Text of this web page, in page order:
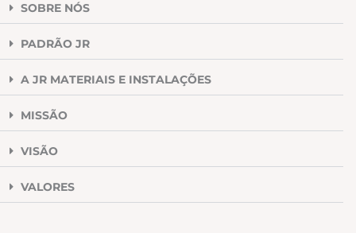
SOBRE NÓS
PADRÃO JR
A JR MATERIAIS E INSTALAÇÕES
MISSÃO
VISÃO
VALORES